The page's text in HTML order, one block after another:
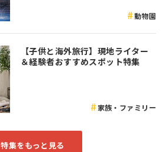
動物園
【子供と海外旅行】現地ライター
＆経験者おすすめスポット特集
家族・ファミリー
特集をもっと見る